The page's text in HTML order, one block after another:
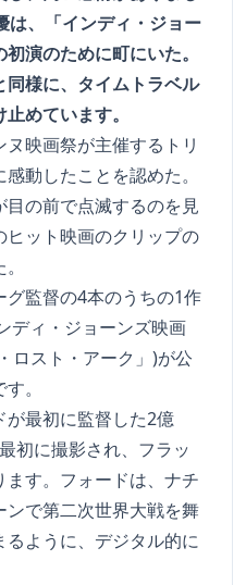
は、「インディ・ジョー
演のために町にいた。
様に、タイムトラベル
めています。
映画祭が主催するトリ
動したことを認めた。
目の前で点滅するのを見
ヒット映画のクリップの
監督の4本のうちの1作
ディ・ジョーンズ映画
ロスト・アーク」)が公
。
が最初に監督した2億
初に撮影され、フラッ
す。フォードは、ナチ
で第二次世界大戦を舞
ように、デジタル的に